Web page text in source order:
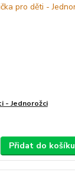
- Jednorožci
Přidat do košíku